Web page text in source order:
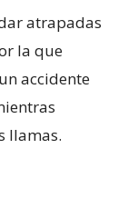
atrapadas
la que
accidente
llamas.